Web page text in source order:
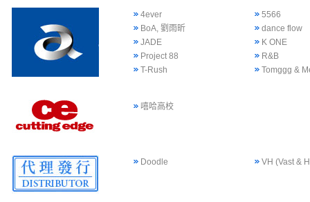
4ever
5566
BoA, 劉雨昕
dance flow
JADE
K ONE
Project 88
R&B
T-Rush
Tomggg &
嘻哈高校
Doodle VH (Vast &